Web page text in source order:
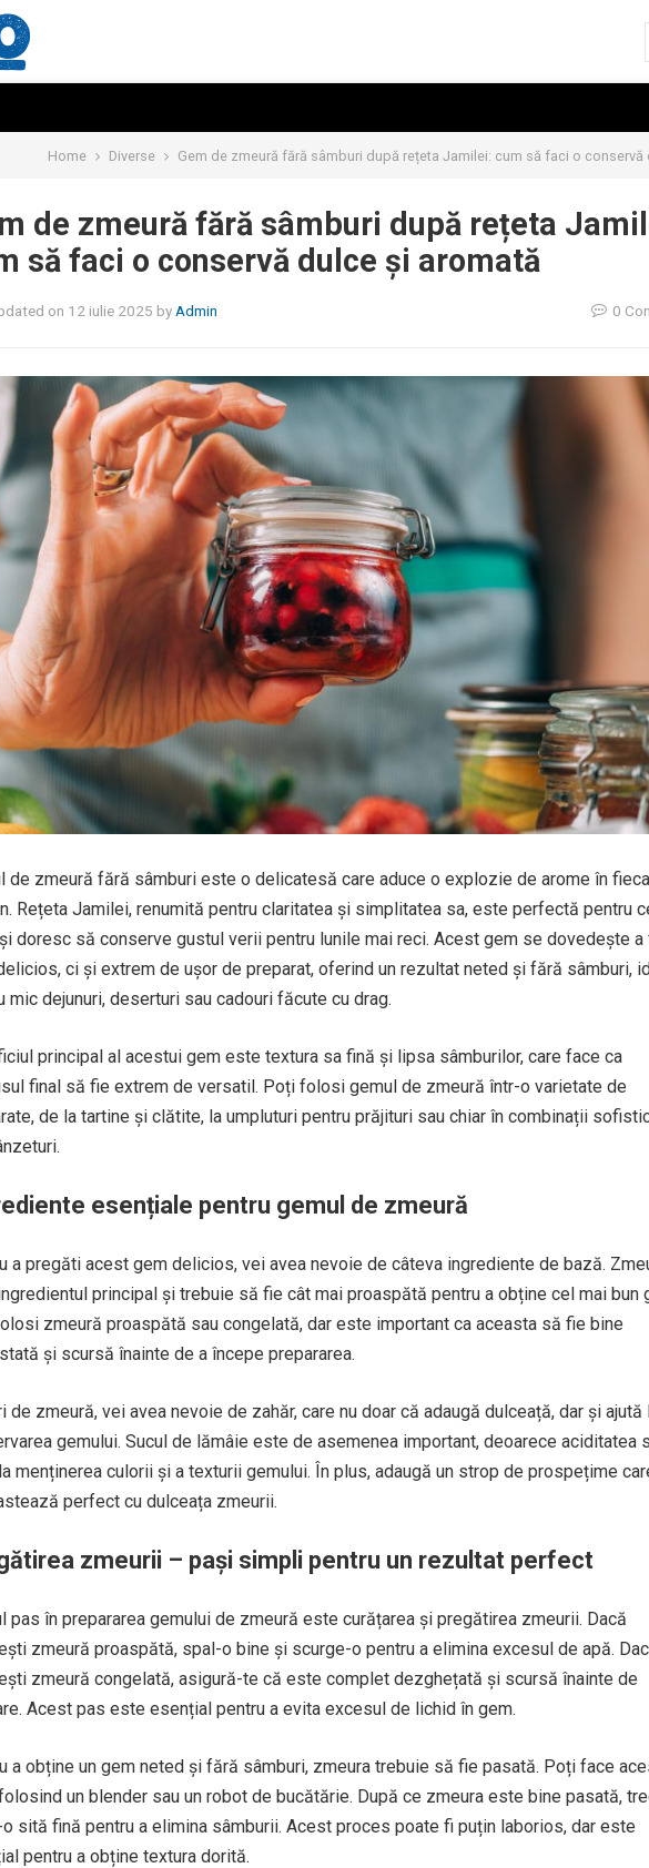
Home Diverse Gem de zmeură fără sâmburi după rețeta Jamilei: cum să faci o conservă
de zmeură fără sâmburi după rețeta
să faci o conservă dulce și aromată
on 12 iulie 2025 by Admin 0
de zmeură fără sâmburi este o delicatesă care aduce o explozie de arome în
Rețeta Jamilei, renumită pentru claritatea și simplitatea sa, este perfectă pentru
doresc să conserve gustul verii pentru lunile mai reci. Acest gem se dovedește a
ci și extrem de ușor de preparat, oferind un rezultat neted și fără sâmburi,
mic dejunuri, deserturi sau cadouri făcute cu drag.
principal al acestui gem este textura sa fină și lipsa sâmburilor, care face ca
final să fie extrem de versatil. Poți folosi gemul de zmeură într-o varietate de
de la tartine și clătite, la umpluturi pentru prăjituri sau chiar în combinații
esențiale pentru gemul de zmeură
a pregăti acest gem delicios, vei avea nevoie de câteva ingrediente de bază.
principal și trebuie să fie cât mai proaspătă pentru a obține cel mai bun
zmeură proaspătă sau congelată, dar este important ca aceasta să fie bine
și scursă înainte de a începe prepararea.
de zmeură, vei avea nevoie de zahăr, care nu doar că adaugă dulceață, dar și ajută
gemului. Sucul de lămâie este de asemenea important, deoarece aciditatea
menținerea culorii și a texturii gemului. În plus, adaugă un strop de prospețime
perfect cu dulceața zmeurii.
zmeurii – pași simpli pentru un rezultat perfect
pas în prepararea gemului de zmeură este curățarea și pregătirea zmeurii. Dacă
zmeură proaspătă, spal-o bine și scurge-o pentru a elimina excesul de apă.
zmeură congelată, asigură-te că este complet dezghețată și scursă înainte de
Acest pas este esențial pentru a evita excesul de lichid în gem.
a obține un gem neted și fără sâmburi, zmeura trebuie să fie pasată. Poți face
un blender sau un robot de bucătărie. După ce zmeura este bine pasată,
sită fină pentru a elimina sâmburii. Acest proces poate fi puțin laborios, dar este
pentru a obține textura dorită.